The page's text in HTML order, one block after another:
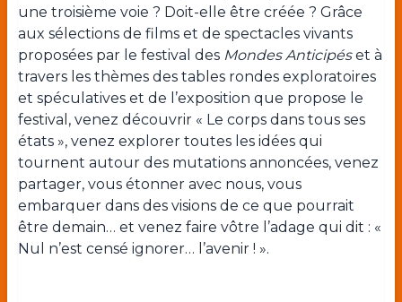
une troisième voie ? Doit-elle être créée ? Grâce
aux sélections de films et de spectacles vivants
proposées par le festival des Mondes Anticipéset à
travers les thèmes des tables rondes exploratoires
et spéculatives et de l’exposition que propose le
festival, venez découvrir « Le corps dans tous ses
états », venez explorer toutes les idées qui
tournent autour des mutations annoncées, venez
partager, vous étonner avec nous, vous
embarquer dans des visions de ce que pourrait
être demain… et venez faire vôtre l’adage qui dit : «
Nul n’est censé ignorer… l’avenir ! ».